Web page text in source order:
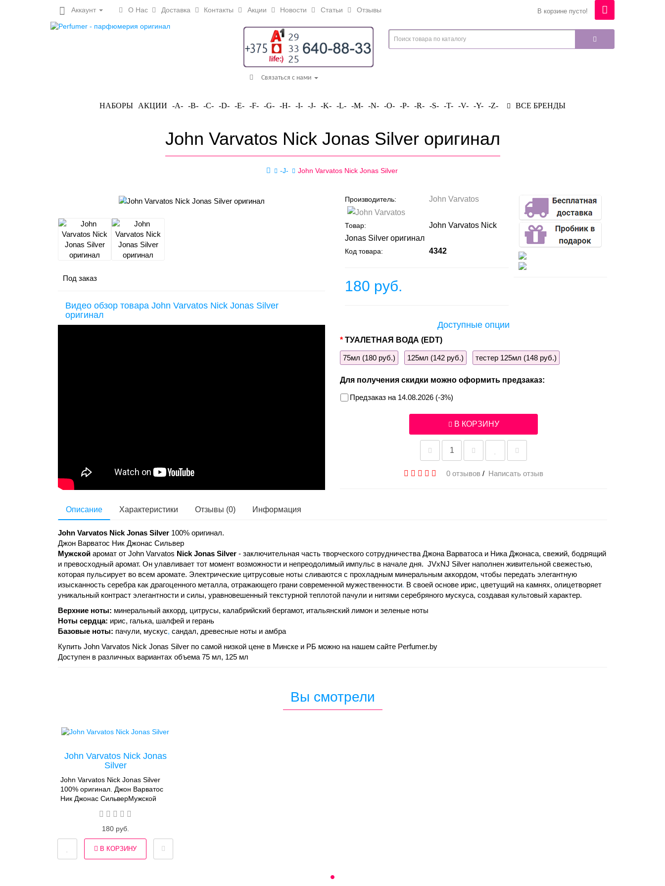
Аккаунт О Нас Доставка Контакты Акции Новости Статьи Отзывы В корзине пусто!
Связаться с нами
НАБОРЫ АКЦИИ -A- -B- -C- -D- -E- -F- -G- -H- -I- -J- -K- -L- -M- -N- -O- -P- -R- -S- -T- -V- -Y- -Z- ВСЕ БРЕНДЫ
John Varvatos Nick Jonas Silver оригинал
-J- John Varvatos Nick Jonas Silver
Под заказ
Видео обзор товара John Varvatos Nick Jonas Silver
оригинал
Производитель: John Varvatos
Товар:
John Varvatos Nick
Jonas Silver оригинал
Код товара: 4342
180 руб.
Доступные опции
ТУАЛЕТНАЯ ВОДА (EDT)
75мл (180 руб.) 125мл (142 руб.) тестер 125мл (148 руб.)
Для получения скидки можно оформить предзаказ:
Предзаказ на 14.08.2026 (-3%)
В КОРЗИНУ
0 отзывов / Написать отзыв
Описание Характеристики Отзывы (0) Информация
John Varvatos Nick Jonas Silver 100% оригинал.
Джон Варватос Ник Джонас Сильвер
Мужской аромат от John Varvatos Nick Jonas Silver - заключительная часть творческого сотрудничества Джона Варватоса и Ника Джонаса, свежий, бодрящий
и превосходный аромат. Он улавливает тот момент возможности и непреодолимый импульс в начале дня. JVxNJ Silver наполнен живительной свежестью,
которая пульсирует во всем аромате. Электрические цитрусовые ноты сливаются с прохладным минеральным аккордом, чтобы передать элегантную
изысканность серебра как драгоценного металла, отражающего грани современной мужественности. В своей основе ирис, цветущий на камнях, олицетворяет
уникальный контраст элегантности и силы, уравновешенный текстурной теплотой пачули и нитями серебряного мускуса, создавая культовый характер.
Верхние ноты: минеральный аккорд, цитрусы, калабрийский бергамот, итальянский лимон и зеленые ноты
Ноты сердца: ирис, галька, шалфей и герань
Базовые ноты: пачули, мускус, сандал, древесные ноты и амбра
Купить John Varvatos Nick Jonas Silver по самой низкой цене в Минске и РБ можно на нашем сайте Perfumer.by
Доступен в различных вариантах объема 75 мл, 125 мл
Вы смотрели
John Varvatos Nick Jonas
Silver
John Varvatos Nick Jonas Silver
100% оригинал. Джон Варватос
Ник Джонас СильверМужской
Jonas Silver - заключительная
часть творческого
и Ника Джонаса, свежий,
бодрящий и превосходный
180 руб.
В КОРЗИНУ